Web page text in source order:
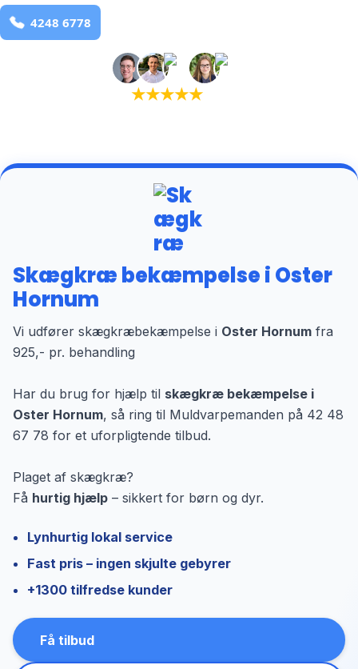
★★★★★
Skægkræ bekæmpelse i Oster
Hornum
Vi udfører skægkræbekæmpelse i Oster Hornum fra
925,- pr. behandling
Har du brug for hjælp til skægkræ bekæmpelse i
Oster Hornum, så ring til Muldvarpemanden på 42 48
67 78 for et uforpligtende tilbud.
Plaget af skægkræ?
Få hurtig hjælp – sikkert for børn og dyr.
Lynhurtig lokal service
Fast pris – ingen skjulte gebyrer
+1300 tilfredse kunder
Få tilbud